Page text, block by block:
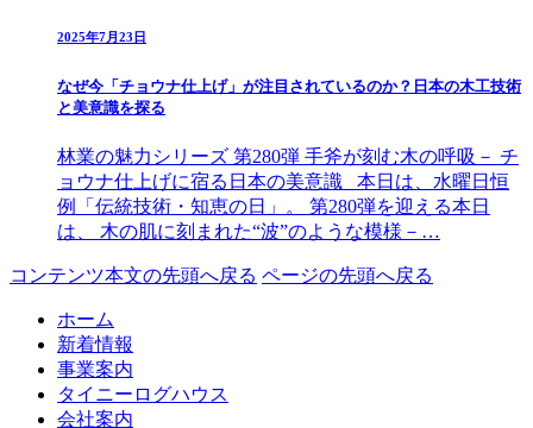
2025年7月23日
なぜ今「チョウナ仕上げ」が注目されているのか？日本の木工技術
と美意識を探る
林業の魅力シリーズ 第280弾 手斧が刻む木の呼吸－ チ
ョウナ仕上げに宿る日本の美意識 本日は、水曜日恒
例「伝統技術・知恵の日」。 第280弾を迎える本日
は、 木の肌に刻まれた“波”のような模様－…
コンテンツ本文の先頭へ戻る ページの先頭へ戻る
ホーム
新着情報
事業案内
タイニーログハウス
会社案内